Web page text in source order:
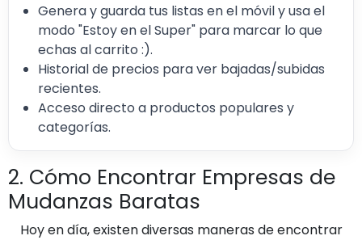
Genera y guarda tus listas en el móvil y usa el
modo "Estoy en el Super" para marcar lo que
echas al carrito :).
Historial de precios para ver bajadas/subidas
recientes.
Acceso directo a productos populares y
categorías.
2. Cómo Encontrar Empresas de
Mudanzas Baratas
Hoy en día, existen diversas maneras de encontrar